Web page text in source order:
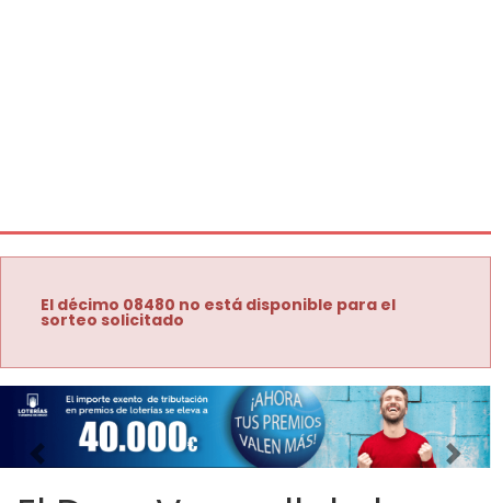
El décimo 08480 no está disponible para el
sorteo solicitado
Imagen anterior